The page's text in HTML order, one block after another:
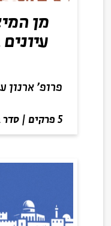
מן
פרופ' ארנון
5 פרקים | סדר